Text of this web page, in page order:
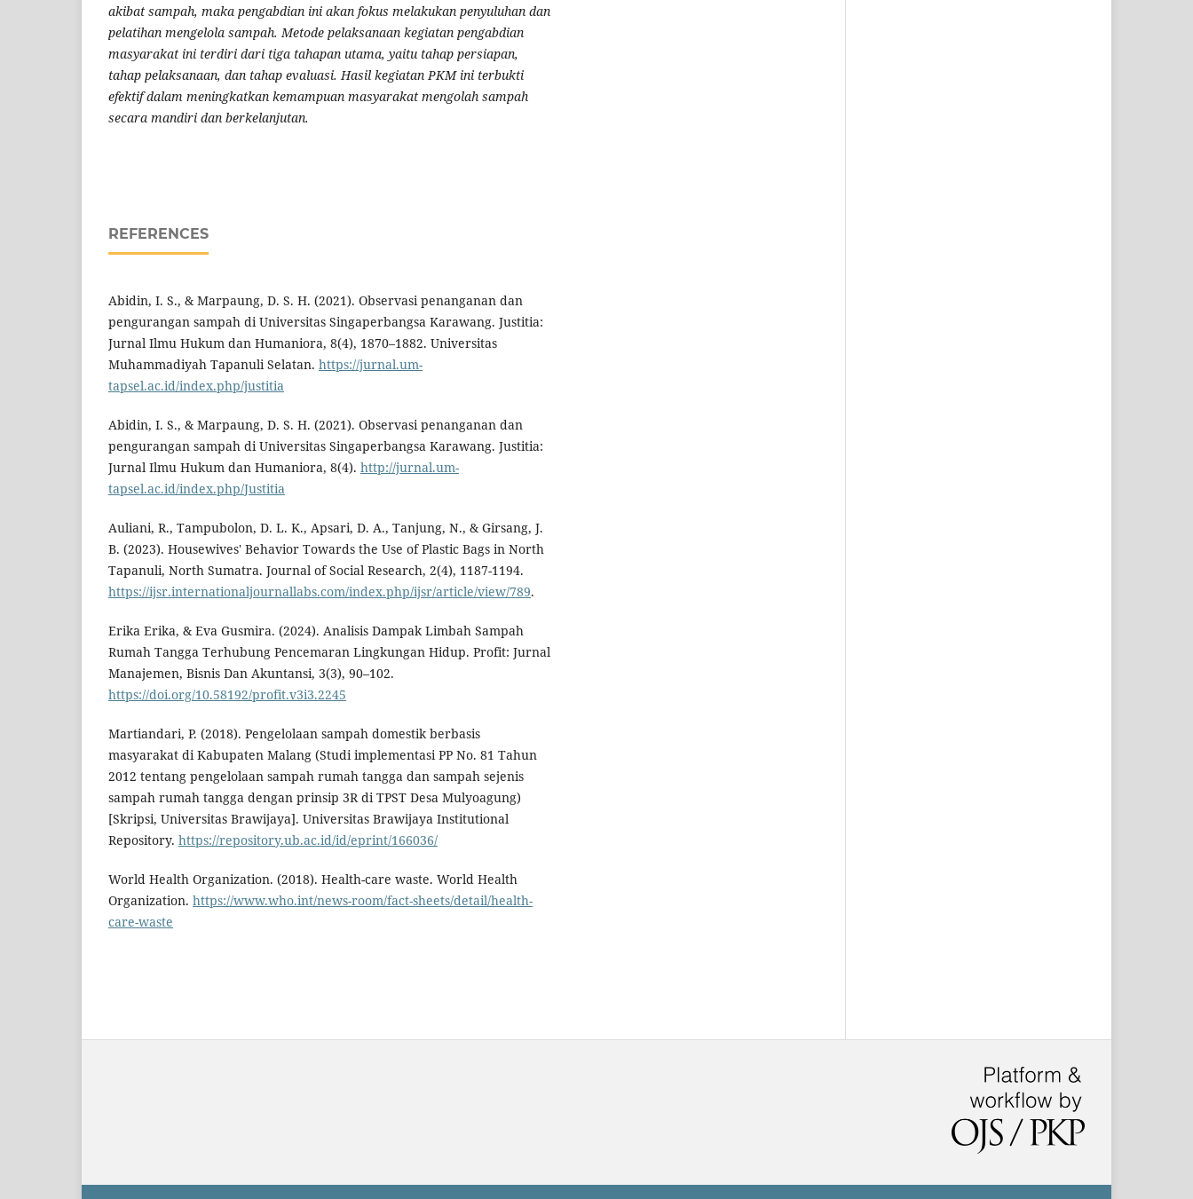
akibat sampah, maka pengabdian ini akan fokus melakukan penyuluhan dan
pelatihan mengelola sampah. Metode pelaksanaan kegiatan pengabdian
masyarakat ini terdiri dari tiga tahapan utama, yaitu tahap persiapan,
tahap pelaksanaan, dan tahap evaluasi. Hasil kegiatan PKM ini terbukti
efektif dalam meningkatkan kemampuan masyarakat mengolah sampah
secara mandiri dan berkelanjutan.
REFERENCES
Abidin, I. S., & Marpaung, D. S. H. (2021). Observasi penanganan dan
pengurangan sampah di Universitas Singaperbangsa Karawang. Justitia:
Jurnal Ilmu Hukum dan Humaniora, 8(4), 1870–1882. Universitas
Muhammadiyah Tapanuli Selatan. https://jurnal.um-
tapsel.ac.id/index.php/justitia
Abidin, I. S., & Marpaung, D. S. H. (2021). Observasi penanganan dan
pengurangan sampah di Universitas Singaperbangsa Karawang. Justitia:
Jurnal Ilmu Hukum dan Humaniora, 8(4). http://jurnal.um-
tapsel.ac.id/index.php/Justitia
Auliani, R., Tampubolon, D. L. K., Apsari, D. A., Tanjung, N., & Girsang, J.
B. (2023). Housewives' Behavior Towards the Use of Plastic Bags in North
Tapanuli, North Sumatra. Journal of Social Research, 2(4), 1187-1194.
https://ijsr.internationaljournallabs.com/index.php/ijsr/article/view/789.
Erika Erika, & Eva Gusmira. (2024). Analisis Dampak Limbah Sampah
Rumah Tangga Terhubung Pencemaran Lingkungan Hidup. Profit: Jurnal
Manajemen, Bisnis Dan Akuntansi, 3(3), 90–102.
https://doi.org/10.58192/profit.v3i3.2245
Martiandari, P. (2018). Pengelolaan sampah domestik berbasis
masyarakat di Kabupaten Malang (Studi implementasi PP No. 81 Tahun
2012 tentang pengelolaan sampah rumah tangga dan sampah sejenis
sampah rumah tangga dengan prinsip 3R di TPST Desa Mulyoagung)
[Skripsi, Universitas Brawijaya]. Universitas Brawijaya Institutional
Repository. https://repository.ub.ac.id/id/eprint/166036/
World Health Organization. (2018). Health-care waste. World Health
Organization. https://www.who.int/news-room/fact-sheets/detail/health-
care-waste